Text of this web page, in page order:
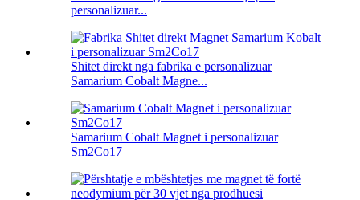
personalizuar...
Shitet direkt nga fabrika e personalizuar
Samarium Cobalt Magne...
Samarium Cobalt Magnet i personalizuar
Sm2Co17